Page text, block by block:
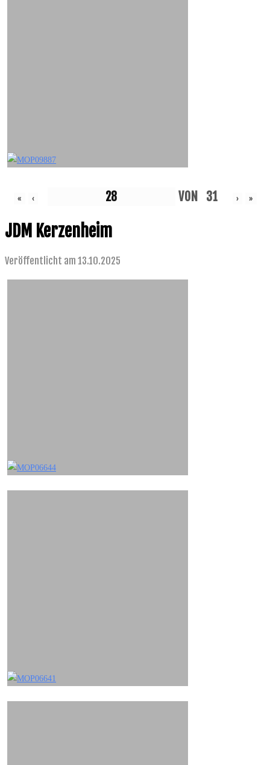
« ‹ VON 31 › »
JDM Kerzenheim
Veröffentlicht am 13.10.2025